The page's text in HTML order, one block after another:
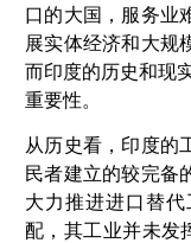
口的大国，服务业
展实体经济和大规
而印度的历史和现
重要性。
从历史看，印度的
民者建立的较完备
大力推进进口替
配，其工业并未发